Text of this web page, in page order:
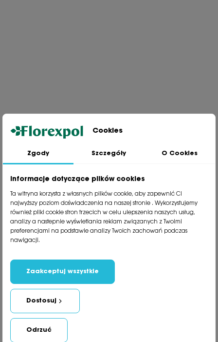
Jesteśmy wiodącą firmą wysyłkową roślin na terenie Polski. Od ponad
30 lat dzielimy się z naszymi Klientami naszą pasją, doświadczeniem i
81 533 23 05
phone81 533 30 50
phone 81 533 82 20
Polecane kategorie
Informacje
Social Media
Cookies
Zgody Szczegóły O Cookies
Informacje dotyczące plików cookies
Ta witryna korzysta z własnych plików cookie, aby zapewnić Ci
najwyższy poziom doświadczenia na naszej stronie . Wykorzystujemy
również pliki cookie stron trzecich w celu ulepszenia naszych usług,
analizy a nastepnie wyświetlania reklam związanych z Twoimi
preferencjami na podstawie analizy Twoich zachowań podczas
nawigacji.
Odrzuć
Dostosuj
Zaakceptuj wszystkie